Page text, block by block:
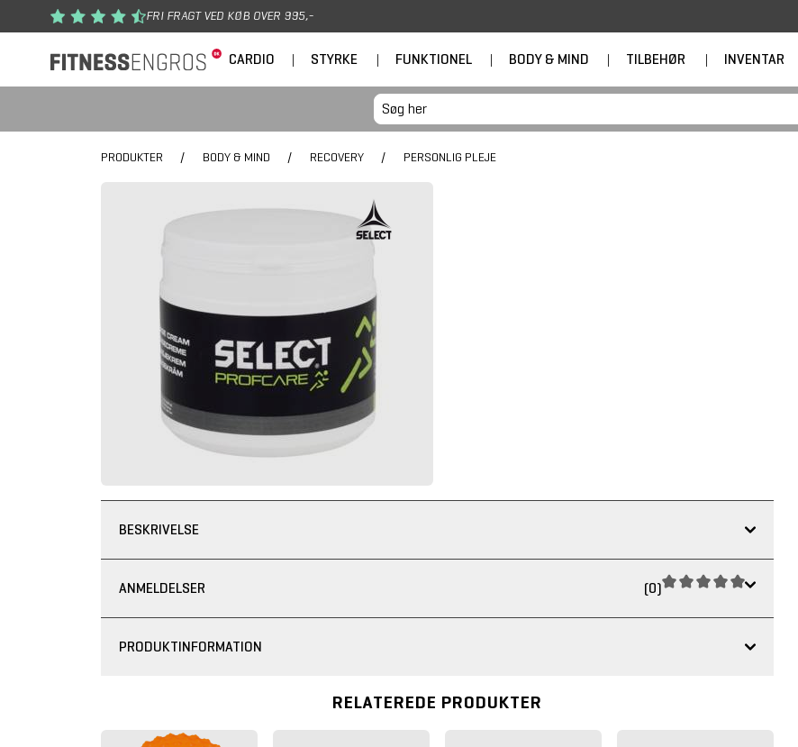
Gå til hovedindhold FRI FRAGT VED KØB OVER 995,-
CARDIO | STYRKE | FUNKTIONEL | BODY & MIND | TILBEHØR | INVENTAR
PRODUKTER / BODY & MIND / RECOVERY / PERSONLIG PLEJE
BESKRIVELSE
ANMELDELSER (0)
PRODUKTINFORMATION
RELATEREDE PRODUKTER